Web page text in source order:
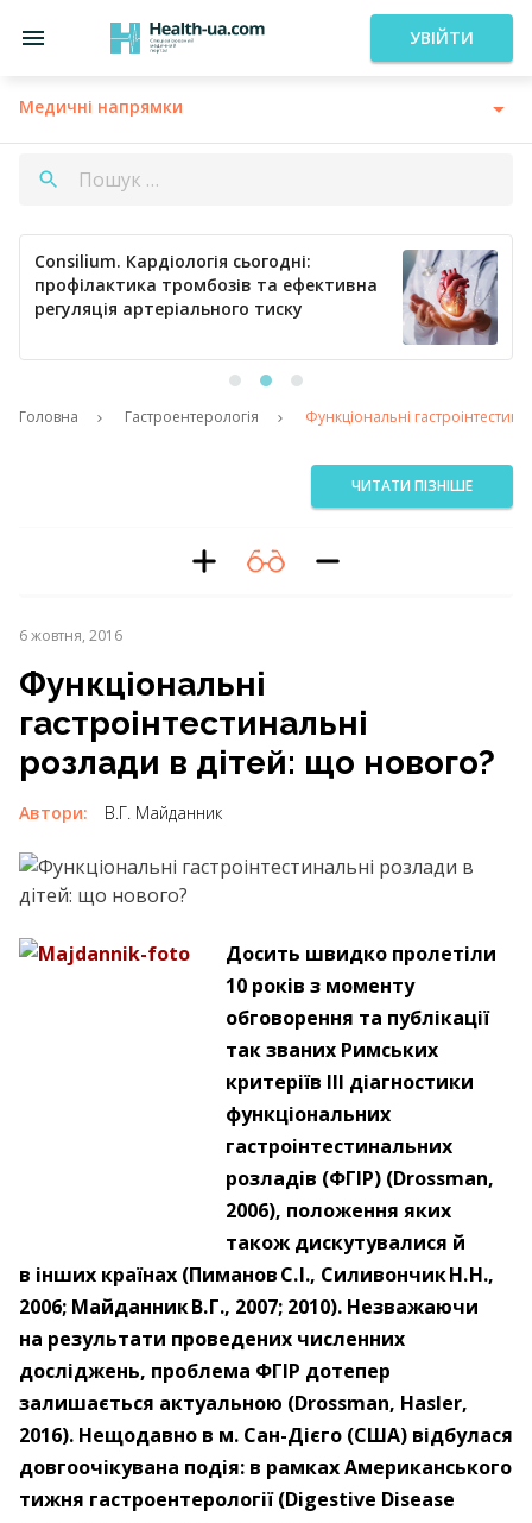
УВІЙТИ
Медичні напрямки
Consilium. Кардіологія сьогодні:
профілактика тромбозів та ефективна
регуляція артеріального тиску
Головна Гастроентерологія Функціональні
ЧИТАТИ ПІЗНІШЕ
6 жовтня, 2016
Функціональні
гастроінтестинальні
розлади в дітей: що нового?
Автори: В.Г. Майданник
Досить швидко пролетіли
10 років з моменту
обговорення та публікації
так званих Римських
критеріїв III діагностики
функціональних
гастроінтестинальних
розладів (ФГІР) (Drossman,
2006), положення яких
також дискутувалися й
в інших країнах (Пиманов С. І., Силивончик Н. Н.,
2006; Майданник В. Г., 2007; 2010). Незважаючи
на результати проведених численних
досліджень, проблема ФГІР дотепер
залишається актуальною (Drossman, Hasler,
2016). Нещодавно в м. Сан-Дієго (США) відбулася
довгоочікувана подія: в рамках Американського
тижня гастроентерології (Digestive Disease